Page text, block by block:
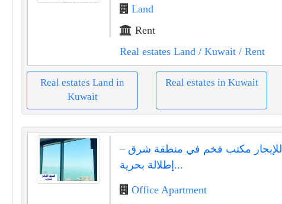
Land
Rent
Real estates Land / Kuwait/ Rent
Real estates Land in
Kuwait
Real estates in Kuwait
للإيجار مكتب فخم في منطقة شرق –
إطلالة بحرية...
Office Apartment